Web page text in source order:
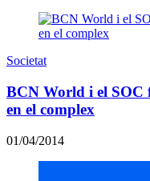
Societat
BCN World i el
en el complex
01/04/2014